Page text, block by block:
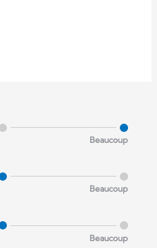
Beaucoup
Beaucoup
Beaucoup